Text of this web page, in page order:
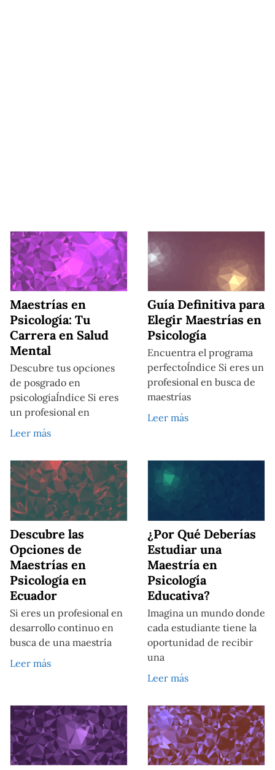
Maestrías en
Psicología: Tu
Carrera en Salud
Mental
Descubre tus opciones
de posgrado en
psicologíaÍndice Si eres
un profesional en
Leer más
Guía Definitiva para
Elegir Maestrías en
Psicología
Encuentra el programa
perfectoÍndice Si eres un
profesional en busca de
maestrías
Leer más
Descubre las
Opciones de
Maestrías en
Psicología en
Ecuador
Si eres un profesional en
desarrollo continuo en
busca de una maestría
Leer más
¿Por Qué Deberías
Estudiar una
Maestría en
Psicología
Educativa?
Imagina un mundo donde
cada estudiante tiene la
oportunidad de recibir
una
Leer más